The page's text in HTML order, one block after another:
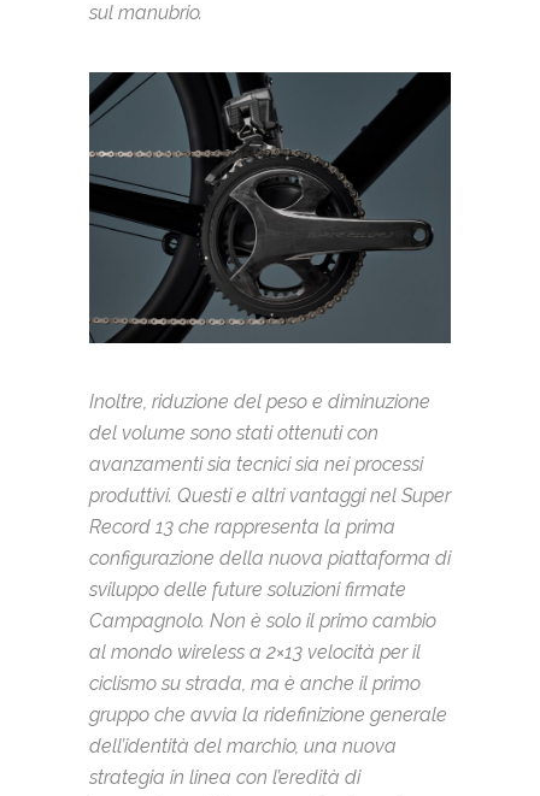
sul manubrio.
Inoltre, riduzione del peso e diminuzione
del volume sono stati ottenuti con
avanzamenti sia tecnici sia nei processi
produttivi. Questi e altri vantaggi nel Super
Record 13 che rappresenta la prima
configurazione della nuova piattaforma di
sviluppo delle future soluzioni firmate
Campagnolo. Non è solo il primo cambio
al mondo wireless a 2×13 velocità per il
ciclismo su strada, ma è anche il primo
gruppo che avvia la ridefinizione generale
dell’identità del marchio, una nuova
strategia in linea con l’eredità di